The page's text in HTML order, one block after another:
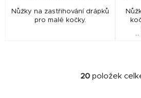
Nůžky na zastřihování drápků
pro malé kočky.
O
20položek